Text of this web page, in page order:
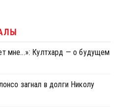
мне...»: Култхард — о будущем
загнал в долги Николу